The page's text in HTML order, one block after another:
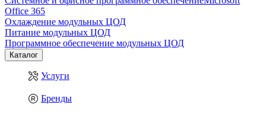
Office 365
Охлаждение модульных ЦОД
Питание модульных ЦОД
Программное обеспечение модульных ЦОД
Каталог
Услуги
Бренды